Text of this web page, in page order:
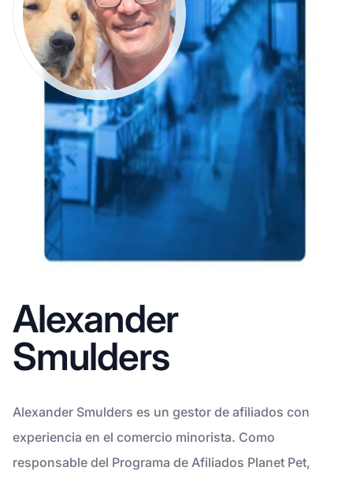
Alexander
Smulders
Alexander Smulders es un gestor de afiliados con
experiencia en el comercio minorista. Como
responsable del Programa de Afiliados Planet Pet,